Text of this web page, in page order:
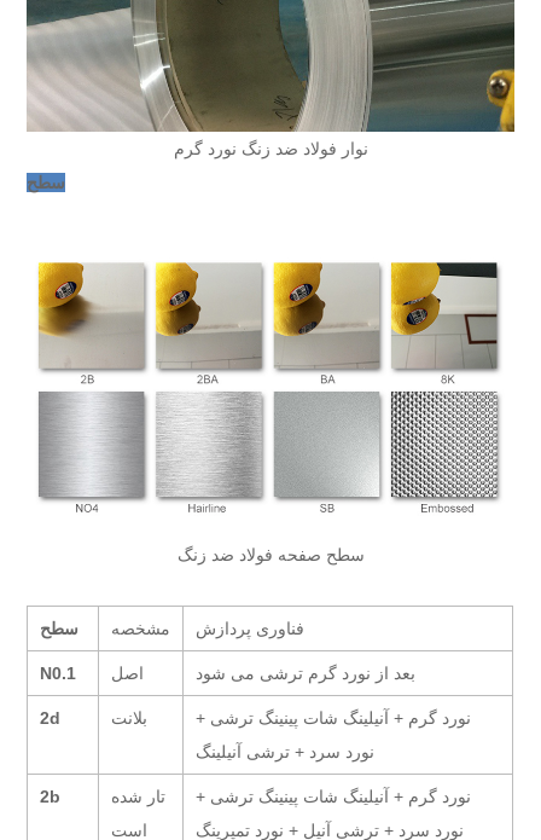
نوار فولاد ضد زنگ نورد گرم
سطح
سطح صفحه فولاد ضد زنگ
سطح مشخصه فناوری پردازش
N0.1 اصل بعد از نورد گرم ترشی می شود
2d بلانت
نورد گرم + آنیلینگ شات پینینگ ترشی +
نورد سرد + ترشی آنیلینگ
2b
تار شده
است
نورد گرم + آنیلینگ شات پینینگ ترشی +
نورد سرد + ترشی آنیل + نورد تمپرینگ